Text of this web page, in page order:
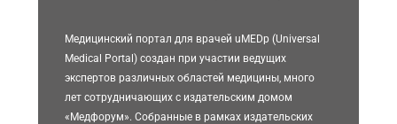
Медицинский портал для врачей uMEDp (Universal
Medical Portal) создан при участии ведущих
экспертов различных областей медицины, много
лет сотрудничающих с издательским домом
«Медфорум». Собранные в рамках издательских